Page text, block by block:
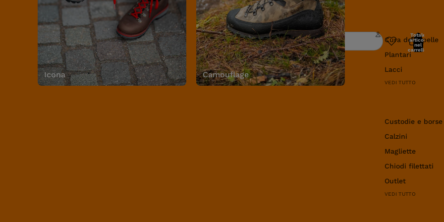
Icona Camouflage
Cura della pelle
Plantari
Lacci
VEDI TUTTO
Custodie e
Calzini
Magliette
Chiodi filettati
Outlet
VEDI TUTTO
Ricerca
Totale
articoli
nel
carrello: